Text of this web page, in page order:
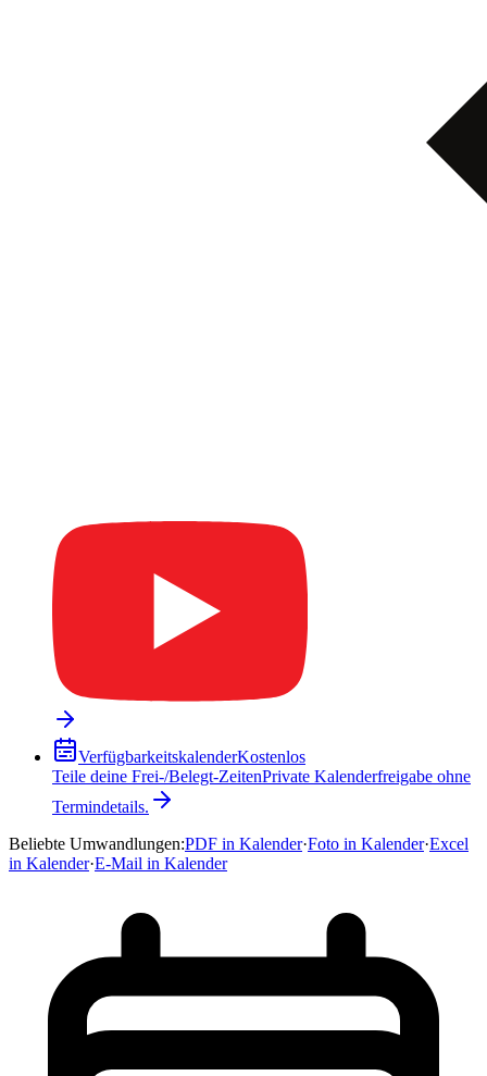
VerfügbarkeitskalenderKostenlos
Teile deine Frei-/Belegt-ZeitenPrivate Kalenderfreigabe ohne
Termindetails.
Beliebte Umwandlungen:PDF in Kalender·Foto in Kalender·Excel
in Kalender·E-Mail in Kalender